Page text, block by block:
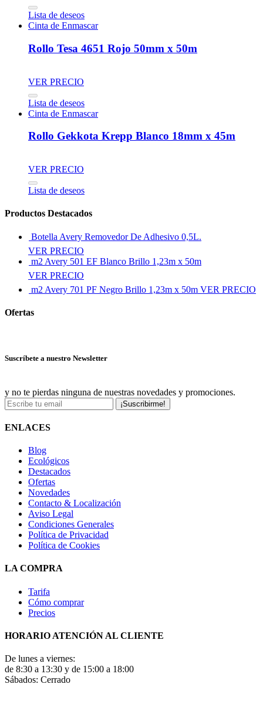
Lista de deseos
Cinta de Enmascar
Rollo Tesa 4651 Rojo 50mm x 50m
VER PRECIO
Lista de deseos
Cinta de Enmascar
Rollo Gekkota Krepp Blanco 18mm x 45m
VER PRECIO
Lista de deseos
Productos Destacados
Botella Avery Removedor De Adhesivo 0,5L.
VER PRECIO
m2 Avery 501 EF Blanco Brillo 1,23m x 50m
VER PRECIO
m2 Avery 701 PF Negro Brillo 1,23m x 50m VER PRECIO
Ofertas
Suscríbete a nuestro Newsletter
y no te pierdas ninguna de nuestras novedades y promociones.
¡Suscribirme!
ENLACES
Blog
Ecológicos
Destacados
Ofertas
Novedades
Contacto & Localización
Aviso Legal
Condiciones Generales
Política de Privacidad
Política de Cookies
LA COMPRA
Tarifa
Cómo comprar
Precios
HORARIO ATENCIÓN AL CLIENTE
De lunes a viernes:
de 8:30 a 13:30 y de 15:00 a 18:00
Sábados: Cerrado